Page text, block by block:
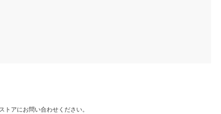
アにお問い合わせください。